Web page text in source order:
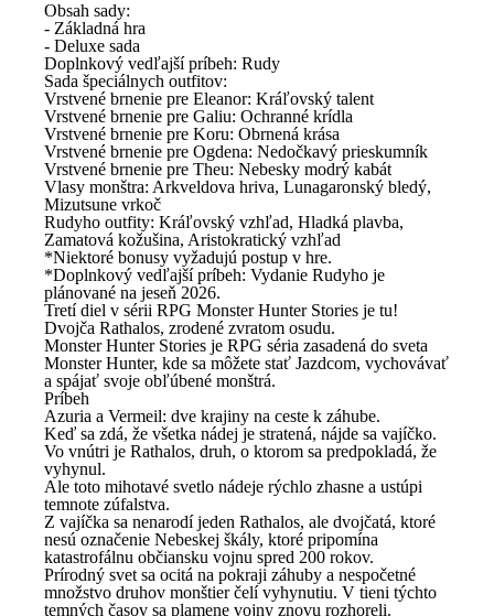
Obsah sady:
- Základná hra
- Deluxe sada
Doplnkový vedľajší príbeh: Rudy
Sada špeciálnych outfitov:
Vrstvené brnenie pre Eleanor: Kráľovský talent
Vrstvené brnenie pre Galiu: Ochranné krídla
Vrstvené brnenie pre Koru: Obrnená krása
Vrstvené brnenie pre Ogdena: Nedočkavý prieskumník
Vrstvené brnenie pre Theu: Nebesky modrý kabát
Vlasy monštra: Arkveldova hriva, Lunagaronský bledý,
Mizutsune vrkoč
Rudyho outfity: Kráľovský vzhľad, Hladká plavba,
Zamatová kožušina, Aristokratický vzhľad
*Niektoré bonusy vyžadujú postup v hre.
*Doplnkový vedľajší príbeh: Vydanie Rudyho je
plánované na jeseň 2026.
Tretí diel v sérii RPG Monster Hunter Stories je tu!
Dvojča Rathalos, zrodené zvratom osudu.
Monster Hunter Stories je RPG séria zasadená do sveta
Monster Hunter, kde sa môžete stať Jazdcom, vychovávať
a spájať svoje obľúbené monštrá.
Príbeh
Azuria a Vermeil: dve krajiny na ceste k záhube.
Keď sa zdá, že všetka nádej je stratená, nájde sa vajíčko.
Vo vnútri je Rathalos, druh, o ktorom sa predpokladá, že
vyhynul.
Ale toto mihotavé svetlo nádeje rýchlo zhasne a ustúpi
temnote zúfalstva.
Z vajíčka sa nenarodí jeden Rathalos, ale dvojčatá, ktoré
nesú označenie Nebeskej škály, ktoré pripomína
katastrofálnu občiansku vojnu spred 200 rokov.
Prírodný svet sa ocitá na pokraji záhuby a nespočetné
množstvo druhov monštier čelí vyhynutiu. V tieni týchto
temných časov sa plamene vojny znovu rozhoreli.